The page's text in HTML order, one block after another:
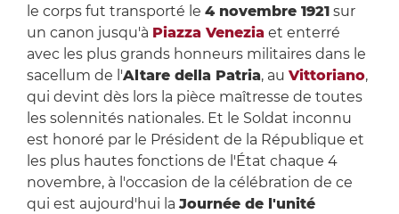
le corps fut transporté le 4 novembre 1921sur
un canon jusqu'à Piazza Veneziaet enterré
avec les plus grands honneurs militaires dans le
sacellum de l'Altare della Patria, au Vittoriano,
qui devint dès lors la pièce maîtresse de toutes
les solennités nationales. Et le Soldat inconnu
est honoré par le Président de la République et
les plus hautes fonctions de l'État chaque 4
novembre, à l'occasion de la célébration de ce
qui est aujourd'hui la Journée de l'unité